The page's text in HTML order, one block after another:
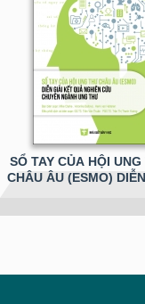
SỔ TAY CỦA HỘI
CHÂU ÂU (ESMO)